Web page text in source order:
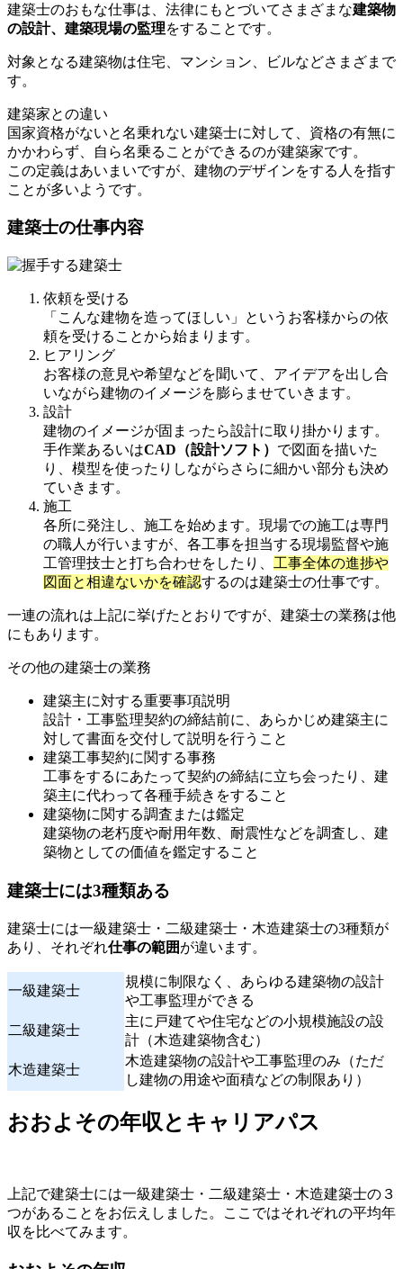
建築士のおもな仕事は、法律にもとづいてさまざまな建築物
の設計、建築現場の監理をすることです。
対象となる建築物は住宅、マンション、ビルなどさまざまで
す。
建築家との違い
国家資格がないと名乗れない建築士に対して、資格の有無に
かかわらず、自ら名乗ることができるのが建築家です。
この定義はあいまいですが、建物のデザインをする人を指す
ことが多いようです。
建築士の仕事内容
依頼を受ける
「こんな建物を造ってほしい」というお客様からの依
頼を受けることから始まります。
ヒアリング
お客様の意見や希望などを聞いて、アイデアを出し合
いながら建物のイメージを膨らませていきます。
設計
建物のイメージが固まったら設計に取り掛かります。
手作業あるいはCAD（設計ソフト） で図面を描いた
り、模型を使ったりしながらさらに細かい部分も決め
ていきます。
施工
各所に発注し、施工を始めます。現場での施工は専門
の職人が行いますが、各工事を担当する現場監督や施
工管理技士と打ち合わせをしたり、 工事全体の進捗や
図面と相違ないかを確認するのは建築士の仕事です。
一連の流れは上記に挙げたとおりですが、建築士の業務は他
にもあります。
その他の建築士の業務
建築主に対する重要事項説明
設計・工事監理契約の締結前に、あらかじめ建築主に
対して書面を交付して説明を行うこと
建築工事契約に関する事務
工事をするにあたって契約の締結に立ち会ったり、建
築主に代わって各種手続きをすること
建築物に関する調査または鑑定
建築物の老朽度や耐用年数、耐震性などを調査し、建
築物としての価値を鑑定すること
建築士には3種類ある
建築士には一級建築士・二級建築士・木造建築士の3種類が
あり、それぞれ仕事の範囲が違います。
一級建築士
規模に制限なく、あらゆる建築物の設計
や工事監理ができる
二級建築士
主に戸建てや住宅などの小規模施設の設
計（木造建築物含む）
木造建築士
木造建築物の設計や工事監理のみ（ただ
し建物の用途や面積などの制限あり）
おおよその年収とキャリアパス
上記で建築士には一級建築士・二級建築士・木造建築士の３
つがあることをお伝えしました。ここではそれぞれの平均年
収を比べてみます。